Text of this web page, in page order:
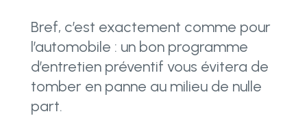
Bref, c’est exactement comme pour
l’automobile : un bon programme
d’entretien préventif vous évitera de
tomber en panne au milieu de nulle
part.